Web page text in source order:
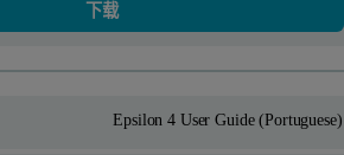
下载
Epsilon 4 User Guide (Portuguese)